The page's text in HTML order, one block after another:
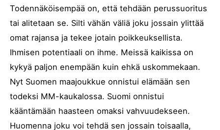
Todennäköisempää on, että tehdään perussuoritus
tai alitetaan se. Silti vähän väliä joku jossain ylittää
omat rajansa ja tekee jotain poikkeuksellista.
Ihmisen potentiaali on ihme. Meissä kaikissa on
kykyä paljon enempään kuin ehkä uskommekaan.
Nyt Suomen maajoukkue onnistui elämään sen
todeksi MM-kaukalossa. Suomi onnistui
kääntämään haasteen omaksi vahvuudekseen.
Huomenna joku voi tehdä sen jossain toisaalla,